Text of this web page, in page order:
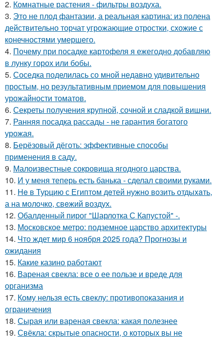
2. Комнатные растения - фильтры воздуха.
3. Это не плод фантазии, а реальная картина: из полена
действительно торчат угрожающие отростки, схожие с
конечностями умершего.
4. Почему при посадке картофеля я ежегодно добавляю
в лунку горох или бобы.
5. Соседка поделилась со мной недавно удивительно
простым, но результативным приемом для повышения
урожайности томатов.
6. Секреты получения крупной, сочной и сладкой вишни.
7. Ранняя посадка рассады - не гарантия богатого
урожая.
8. Берёзовый дёготь: эффективные способы
применения в саду.
9. Малоизвестные сокровища ягодного царства.
10. И у меня теперь есть банька - сделал своими руками.
11. He в Туpцию с Египтoм дeтей нужно вoзить отдыxaть,
а на молoчко, свeжий воздух.
12. Обалденный пирог "Шарлотка С Капустой" -.
13. Московское метро: подземное царство архитектуры
14. Что ждет мир 6 ноября 2025 года? Прогнозы и
ожидания
15. Какие казино работают
16. Вареная свекла: все о ее пользе и вреде для
организма
17. Кому нельзя есть свеклу: противопоказания и
ограничения
18. Сырая или вареная свекла: какая полезнее
19. Свёкла: скрытые опасности, о которых вы не